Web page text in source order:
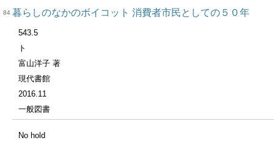
84 暮らしのなかのボイコット 消費者市民としての５０年
543.5
ト
富山洋子 著
現代書館
2016.11
一般図書
No hold